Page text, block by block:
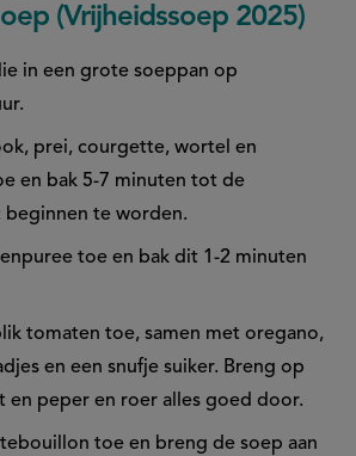
(Vrijheidssoep 2025)
in een grote soeppan op
prei, courgette, wortel en
en bak 5-7 minuten tot de
beginnen te worden.
toe en bak dit 1-2 minuten
tomaten toe, samen met oregano,
en een snufje suiker. Breng op
en peper en roer alles goed door.
toe en breng de soep aan